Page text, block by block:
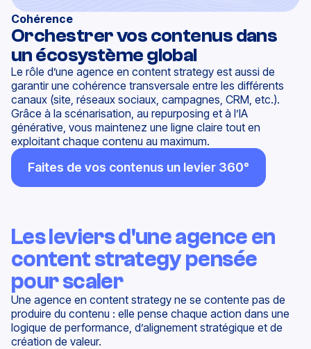
Cohérence
Orchestrer vos contenus dans
un écosystème global
Le rôle d’une agence en content strategy est aussi de
garantir une cohérence transversale entre les différents
canaux (site, réseaux sociaux, campagnes, CRM, etc.).
Grâce à la scénarisation, au repurposing et à l’IA
générative, vous maintenez une ligne claire tout en
exploitant chaque contenu au maximum.
Faites de vos contenus un levier 360°
Les leviers d'une agence en
content strategy pensée
pour scaler
Une agence en content strategy ne se contente pas de
produire du contenu : elle pense chaque action dans une
logique de performance, d’alignement stratégique et de
création de valeur.